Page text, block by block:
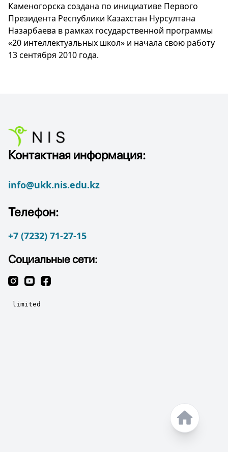
Каменогорска создана по инициативе Первого
Президента Республики Казахстан Нурсултана
Назарбаева в рамках государственной программы
«20 интеллектуальных школ» и начала свою работу
13 сентября 2010 года.
Контактная информация:
info@ukk.nis.edu.kz
Телефон:
+7 (7232) 71-27-15
Социальные сети: